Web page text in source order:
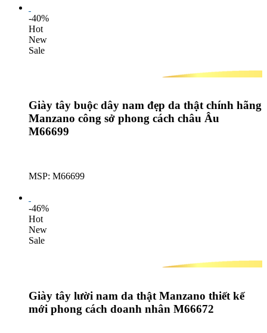
-40%
Hot
New
Sale
Giày tây buộc dây nam đẹp da thật chính hãng
Manzano công sở phong cách châu Âu
M66699
MSP: M66699
-46%
Hot
New
Sale
Giày tây lười nam da thật Manzano thiết kế
mới phong cách doanh nhân M66672